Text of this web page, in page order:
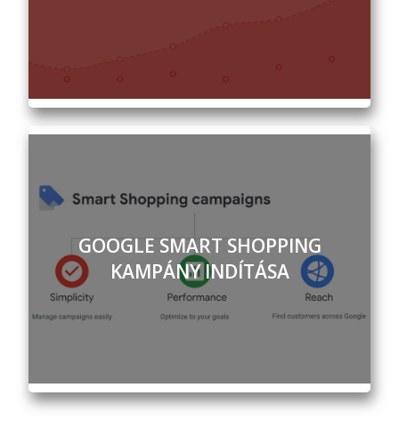
GOOGLE SMART SHOPPING
KAMPÁNY INDÍTÁSA